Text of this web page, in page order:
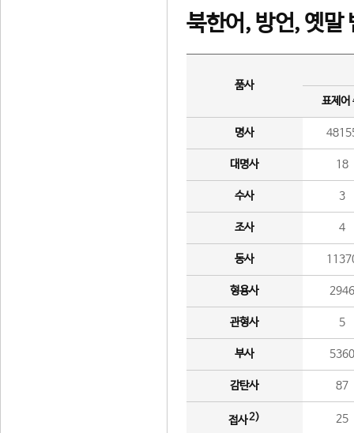
북한어, 방언, 옛말
품사
표제어
명사
대명사 18
수사 3
조사 4
동사
형용사 2946
관형사 5
부사 5360
감탄사 87
접사2) 25